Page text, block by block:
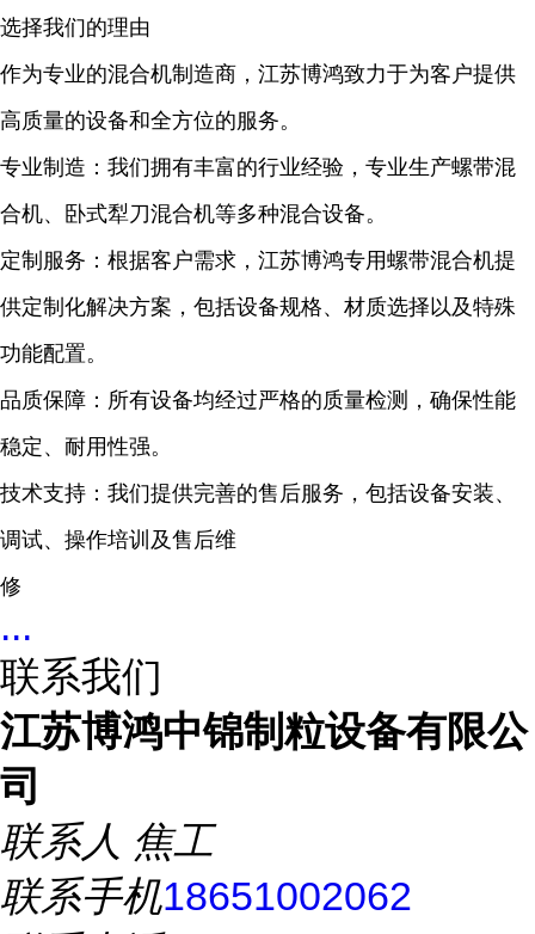
选择我们的理由
作为专业的混合机制造商，江苏博鸿致力于为客户提供
高质量的设备和全方位的服务。
专业制造：我们拥有丰富的行业经验，专业生产螺带混
合机、卧式犁刀混合机等多种混合设备。
定制服务：根据客户需求，江苏博鸿专用螺带混合机提
供定制化解决方案，包括设备规格、材质选择以及特殊
功能配置。
品质保障：所有设备均经过严格的质量检测，确保性能
稳定、耐用性强。
技术支持：我们提供完善的售后服务，包括设备安装、
调试、操作培训及售后维
修
...
联系我们
江苏博鸿中锦制粒设备有限公
司
联系人 焦工
联系手机18651002062